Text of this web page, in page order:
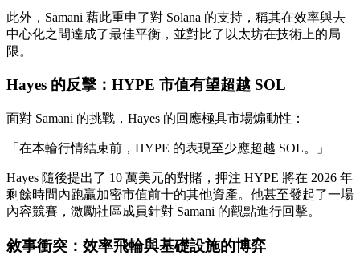
此外，Samani 藉此重申了對 Solana 的支持，稱其在效率與去
中心化之間達成了最佳平衡，並對比了以太坊在技術上的局
限。
Hayes 的反擊：HYPE 市值有望超越 SOL
面對 Samani 的挑戰，Hayes 的回應極具市場煽動性：
「在本輪行情結束前，HYPE 的表現至少應超越 SOL。」
Hayes 隨後提出了 10 萬美元的對賭 ，押注 HYPE 將在 2026 年
剩餘時間內跑贏加密市值前十的其他資產。他甚至發起了一場
內容競賽，激勵社區成員針對 Samani 的觀點進行回擊。
敘事衝突：效率飛輪與基礎設施的博弈